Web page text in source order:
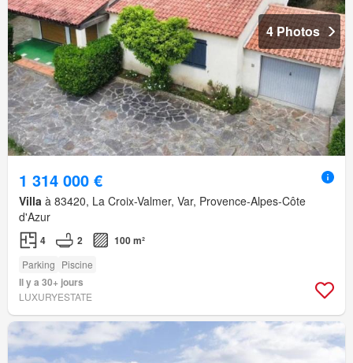
4 Photos
1 314 000 €
Villa à 83420, La Croix-Valmer, Var, Provence-Alpes-Côte
d'Azur
4 2 100 m²
Parking Piscine
Il y a 30+ jours
LUXURYESTATE